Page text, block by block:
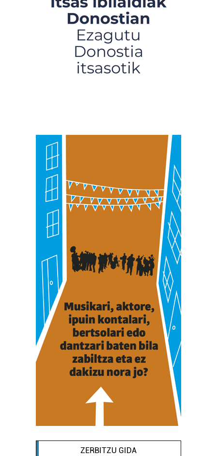
ZERBITZU GIDA